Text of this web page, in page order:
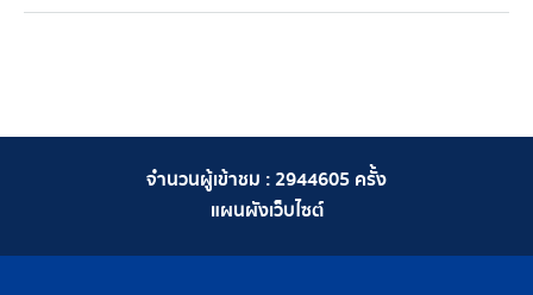
จำนวนผู้เข้าชม :2944605 ครั้ง
แผนผังเว็บไซต์